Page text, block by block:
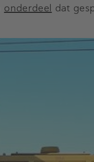
onderdeel dat